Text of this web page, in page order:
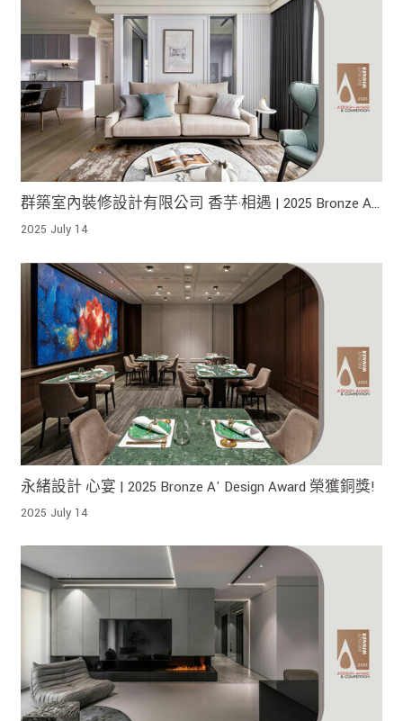
群築室內裝修設計有限公司 香芋·相遇 | 2025 Bronze A'
Design Award 榮獲鐵獎!
2025 July 14
永緒設計 心宴 | 2025 Bronze A' Design Award 榮獲銅獎!
2025 July 14